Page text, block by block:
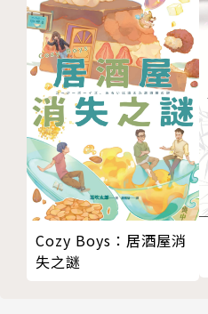
註釋
參考書／篇目
旅行中的書寫
註釋
參考書目
記憶的舌頭
註釋
參考書目
版權頁
封底
Cozy Boys：居酒屋消
失之謎